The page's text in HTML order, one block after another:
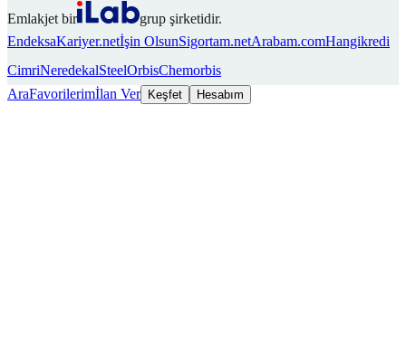
Emlakjet bir
grup şirketidir.
EndeksaKariyer.netİşin OlsunSigortam.netArabam.comHangikredi
CimriNeredekalSteelOrbisChemorbis
AraFavorilerimİlan Ver Keşfet Hesabım